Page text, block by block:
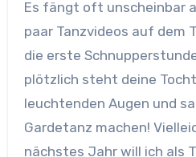
Es fängt oft unscheinbar an. Erst sind es nur ein
paar Tanzvideos auf dem
die erste
plötzlich steht deine
leuchtenden Augen und
Gardetanz machen!
nächstes Jahr will ich als